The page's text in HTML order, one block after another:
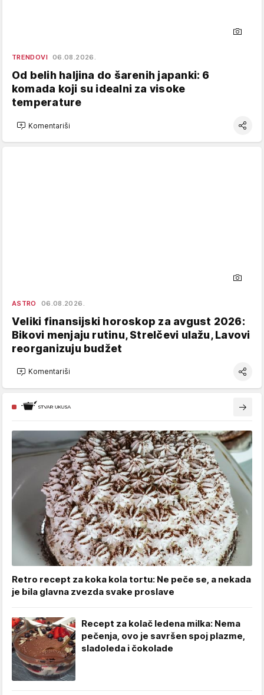
TRENDOVI 06.08.2026.
Od belih haljina do šarenih japanki: 6
komada koji su idealni za visoke
temperature
Komentariši
ASTRO 06.08.2026.
Veliki finansijski horoskop za avgust 2026:
Bikovi menjaju rutinu, Strelčevi ulažu, Lavovi
reorganizuju budžet
Komentariši
Retro recept za koka kola tortu: Ne peče se, a nekada
je bila glavna zvezda svake proslave
Recept za kolač ledena milka: Nema
pečenja, ovo je savršen spoj plazme,
sladoleda i čokolade